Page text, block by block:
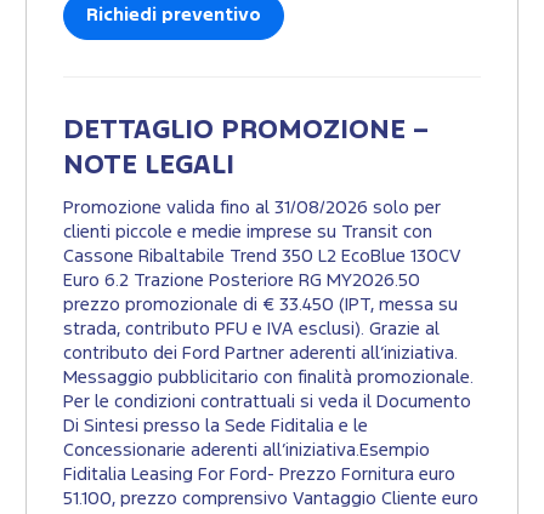
Richiedi preventivo
DETTAGLIO PROMOZIONE –
NOTE LEGALI
Promozione valida fino al 31/08/2026 solo per
clienti piccole e medie imprese su Transit con
Cassone Ribaltabile Trend 350 L2 EcoBlue 130CV
Euro 6.2 Trazione Posteriore RG MY2026.50
prezzo promozionale di € 33.450 (IPT, messa su
strada, contributo PFU e IVA esclusi). Grazie al
contributo dei Ford Partner aderenti all’iniziativa.
Messaggio pubblicitario con finalità promozionale.
Per le condizioni contrattuali si veda il Documento
Di Sintesi presso la Sede Fiditalia e le
Concessionarie aderenti all’iniziativa.Esempio
Fiditalia Leasing For Ford- Prezzo Fornitura euro
51.100, prezzo comprensivo Vantaggio Cliente euro